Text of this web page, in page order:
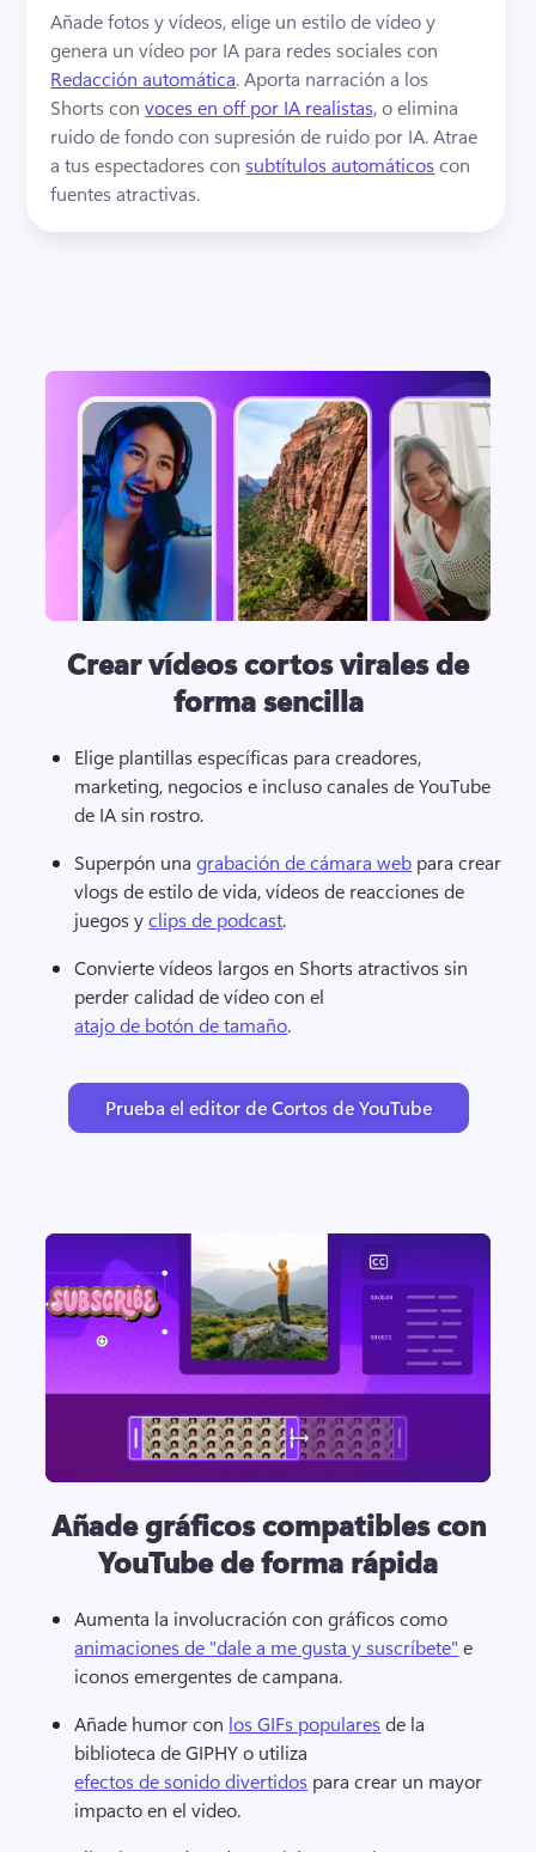
Añade fotos y vídeos, elige un estilo de vídeo y
genera un vídeo por IA para redes sociales con
Redacción automática. Aporta narración a los
Shorts con voces en off por IA realistas, o elimina
ruido de fondo con supresión de ruido por IA. Atrae
a tus espectadores con subtítulos automáticos con
fuentes atractivas.
Crear vídeos cortos virales de
forma sencilla
Elige plantillas específicas para creadores,
marketing, negocios e incluso canales de YouTube
de IA sin rostro.
Superpón una grabación de cámara web para crear
vlogs de estilo de vida, vídeos de reacciones de
juegos y clips de podcast.
Convierte vídeos largos en Shorts atractivos sin
perder calidad de vídeo con el
atajo de botón de tamaño.
Prueba el editor de Cortos de YouTube
Añade gráficos compatibles con
YouTube de forma rápida
Aumenta la involucración con gráficos como
animaciones de "dale a me gusta y suscríbete" e
iconos emergentes de campana.
Añade humor con los GIFs populares de la
biblioteca de GIPHY o utiliza
efectos de sonido divertidos para crear un mayor
impacto en el video.